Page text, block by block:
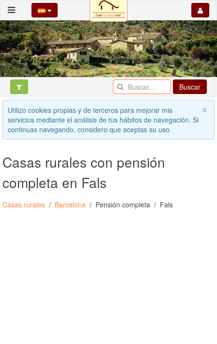
Buscar
Utilizo cookies propias y de terceros para mejorar mis
servicios mediante el análisis de tus hábitos de navegación. Si
continuas navegando, considero que aceptas su uso.
Casas rurales con pensión
completa en Fals
Casas rurales Barcelona Pensión completa Fals